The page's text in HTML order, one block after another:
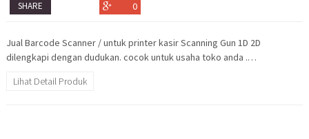
SHARE 0
Jual Barcode Scanner / untuk printer kasir Scanning Gun 1D 2D
dilengkapi dengan dudukan. cocok untuk usaha toko anda .…
Lihat Detail Produk